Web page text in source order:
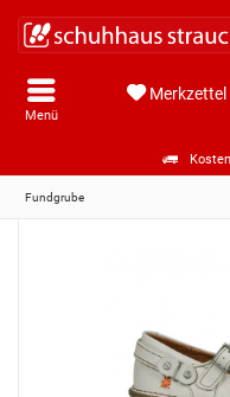
Menü
Merkzettel
Fundgrube